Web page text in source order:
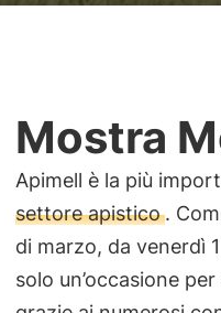
Mostra
Apimell è la più
settore apistico.
di marzo, da venerdì
solo un’occasione